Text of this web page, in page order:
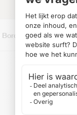
Borden,Keuken,New